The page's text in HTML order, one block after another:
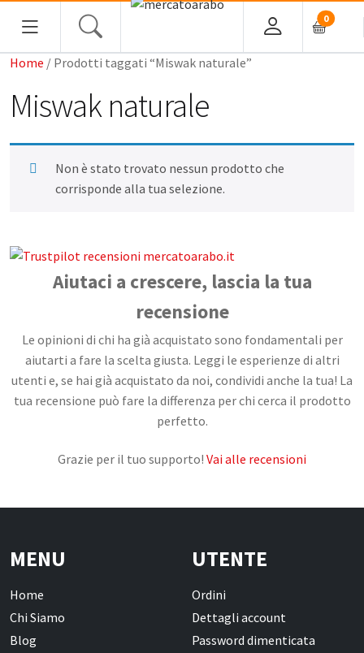
0
HOME
ALIMENTARI
PROFUMI ARABI
MACELLERIA
CHI SIAMO
CONTATTI
Home / Prodotti taggati “Miswak naturale”
Miswak naturale
Non è stato trovato nessun prodotto che
corrisponde alla tua selezione.
Aiutaci a crescere, lascia la tua
recensione
Le opinioni di chi ha già acquistato sono fondamentali per
aiutarti a fare la scelta giusta. Leggi le esperienze di altri
utenti e, se hai già acquistato da noi, condividi anche la tua! La
tua recensione può fare la differenza per chi cerca il prodotto
perfetto.
Grazie per il tuo supporto! Vai alle recensioni
MENU
Home
Chi Siamo
Blog
UTENTE
Ordini
Dettagli account
Password dimenticata